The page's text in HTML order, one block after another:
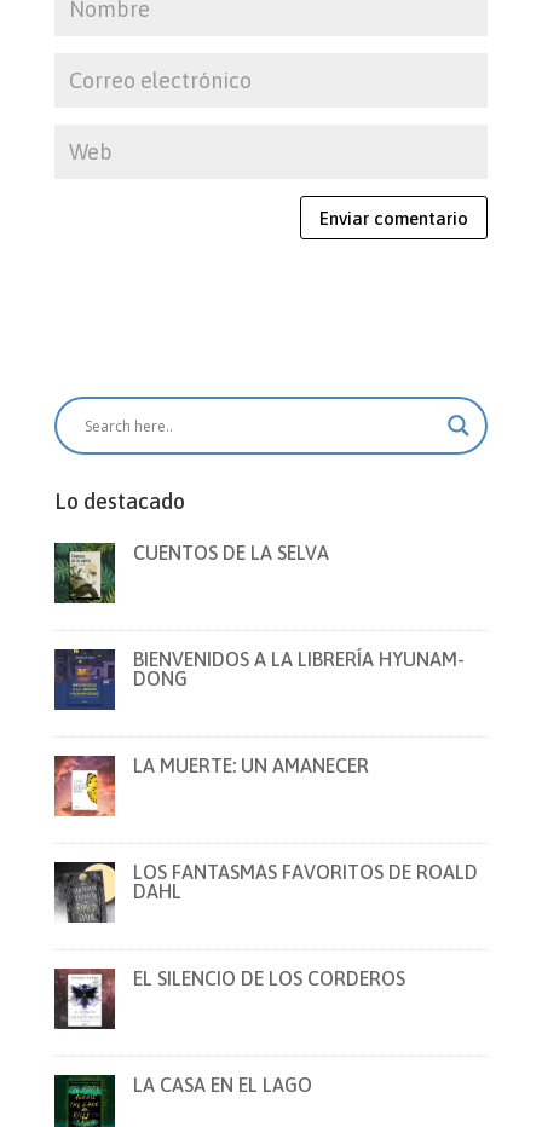
Enviar comentario
Lo destacado
CUENTOS DE LA SELVA
BIENVENIDOS A LA LIBRERÍA HYUNAM-
DONG
LA MUERTE: UN AMANECER
LOS FANTASMAS FAVORITOS DE ROALD
DAHL
EL SILENCIO DE LOS CORDEROS
LA CASA EN EL LAGO